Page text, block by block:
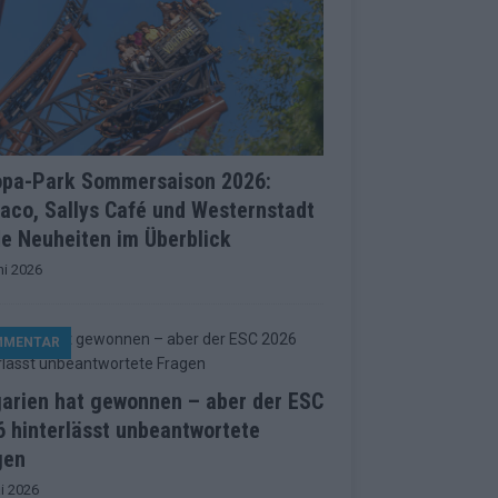
Park Sommersaison 2026:
Sallys Café und Westernstadt
Neuheiten im Überblick
2026
hat gewonnen – aber der ESC
hinterlässt unbeantwortete
2026